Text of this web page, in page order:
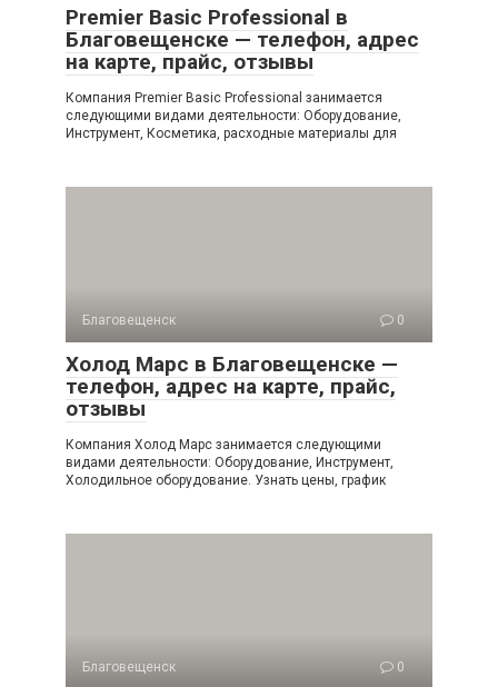
Premier Basic Professional в
Благовещенске — телефон, адрес
на карте, прайс, отзывы
Компания Premier Basic Professional занимается
следующими видами деятельности: Оборудование,
Инструмент, Косметика, расходные материалы для
Благовещенск 0
Холод Марс в Благовещенске —
телефон, адрес на карте, прайс,
отзывы
Компания Холод Марс занимается следующими
видами деятельности: Оборудование, Инструмент,
Холодильное оборудование. Узнать цены, график
Благовещенск 0